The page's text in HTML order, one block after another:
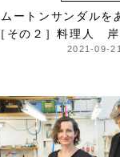
ムートンサンダルを
［その２］料理人
2021-09-21